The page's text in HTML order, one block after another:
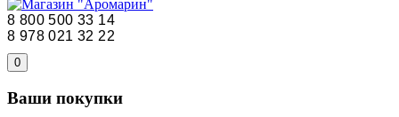
8 800 500 33 14
8 978 021 32 22
0
Ваши покупки